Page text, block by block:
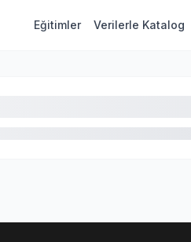
Eğitimler Verilerle Katalog